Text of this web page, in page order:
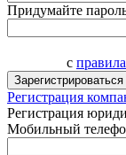
Придумайте
с
Зарегистрироваться
Регистрация
Регистрация
Мобильный